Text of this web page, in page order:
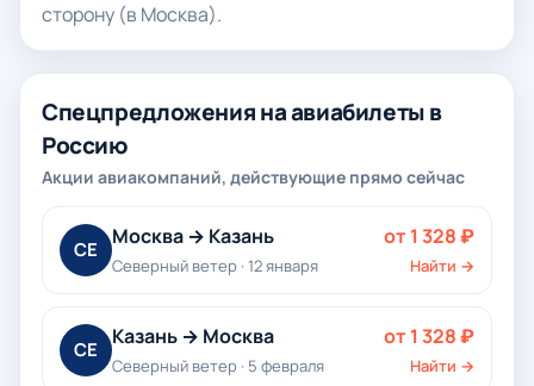
сторону (в Москва).
Спецпредложения на авиабилеты в
Россию
Акции авиакомпаний, действующие прямо сейчас
СЕ
Москва → Казань
Северный ветер · 12 января
от 1 328 ₽
Найти →
СЕ
Казань → Москва
Северный ветер · 5 февраля
от 1 328 ₽
Найти →